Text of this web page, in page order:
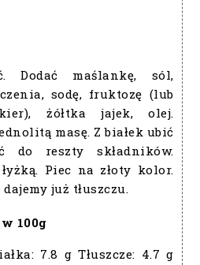
Dodać maślankę, sól,
sodę, fruktozę (lub
żółtka jajek, olej.
masę. Z białek ubić
do reszty składników.
Piec na złoty kolor.
już tłuszczu.
100g
7.8 g Tłuszcze: 4.7 g